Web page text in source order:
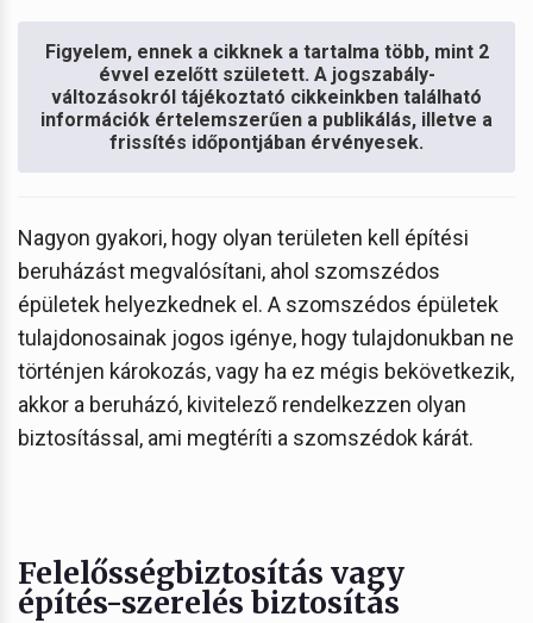
Figyelem, ennek a cikknek a tartalma több, mint 2
évvel ezelőtt született. A jogszabály-
változásokról tájékoztató cikkeinkben található
információk értelemszerűen a publikálás, illetve a
frissítés időpontjában érvényesek.
Nagyon gyakori, hogy olyan területen kell építési
beruházást megvalósítani, ahol szomszédos
épületek helyezkednek el. A szomszédos épületek
tulajdonosainak jogos igénye, hogy tulajdonukban ne
történjen károkozás, vagy ha ez mégis bekövetkezik,
akkor a beruházó, kivitelező rendelkezzen olyan
biztosítással, ami megtéríti a szomszédok kárát.
Felelősségbiztosítás vagy
építés-szerelés biztosítás